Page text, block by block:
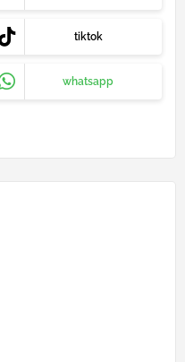
tiktok
whatsapp